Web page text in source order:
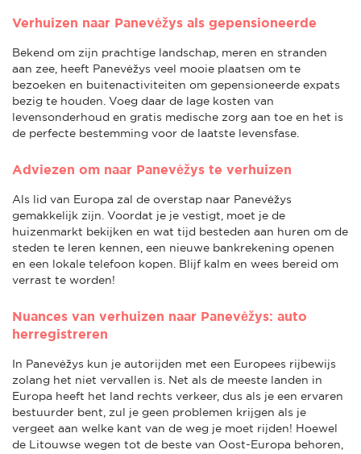
Verhuizen naar Panevėžys als gepensioneerde
Bekend om zijn prachtige landschap, meren en stranden
aan zee, heeft Panevėžys veel mooie plaatsen om te
bezoeken en buitenactiviteiten om gepensioneerde expats
bezig te houden. Voeg daar de lage kosten van
levensonderhoud en gratis medische zorg aan toe en het is
de perfecte bestemming voor de laatste levensfase.
Adviezen om naar Panevėžys te verhuizen
Als lid van Europa zal de overstap naar Panevėžys
gemakkelijk zijn. Voordat je je vestigt, moet je de
huizenmarkt bekijken en wat tijd besteden aan huren om de
steden te leren kennen, een nieuwe bankrekening openen
en een lokale telefoon kopen. Blijf kalm en wees bereid om
verrast te worden!
Nuances van verhuizen naar Panevėžys: auto
herregistreren
In Panevėžys kun je autorijden met een Europees rijbewijs
zolang het niet vervallen is. Net als de meeste landen in
Europa heeft het land rechts verkeer, dus als je een ervaren
bestuurder bent, zul je geen problemen krijgen als je
vergeet aan welke kant van de weg je moet rijden! Hoewel
de Litouwse wegen tot de beste van Oost-Europa behoren,